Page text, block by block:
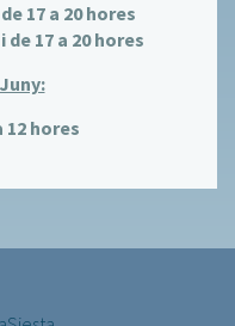
17 a 20 hores
de 17 a 20 hores
12 hores